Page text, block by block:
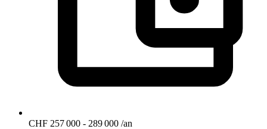
CHF 257 000 - 289 000 /an